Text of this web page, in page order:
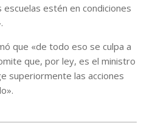
estén en condiciones
que «de todo eso se culpa a
que, por ley, es el ministro
superiormente las acciones